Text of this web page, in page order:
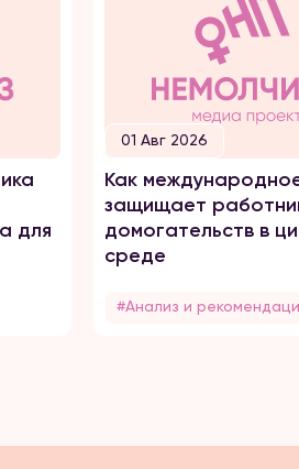
для
01 Авг 2026
Как
защищает
домогательств в
среде
#Анализ и